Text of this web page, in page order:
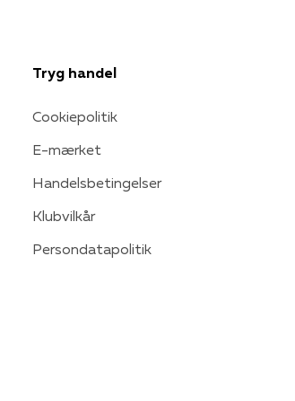
Tryg handel
Cookiepolitik
E-mærket
Handelsbetingelser
Klubvilkår
Persondatapolitik